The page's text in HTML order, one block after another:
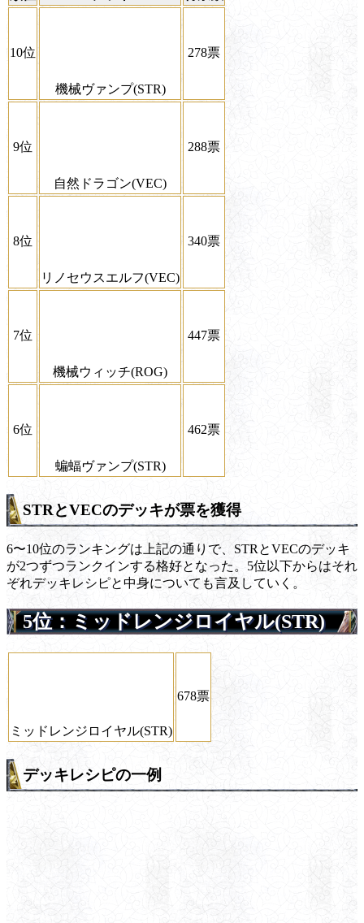
10位
機械ヴァンプ(STR)
278票
9位
自然ドラゴン(VEC)
288票
8位
リノセウスエルフ(VEC)
340票
7位
機械ウィッチ(ROG)
447票
6位
蝙蝠ヴァンプ(STR)
462票
STRとVECのデッキが票を獲得
6〜10位のランキングは上記の通りで、STRとVECのデッキ
が2つずつランクインする格好となった。5位以下からはそれ
ぞれデッキレシピと中身についても言及していく。
5位：ミッドレンジロイヤル(STR)
ミッドレンジロイヤル(STR)
678票
デッキレシピの一例